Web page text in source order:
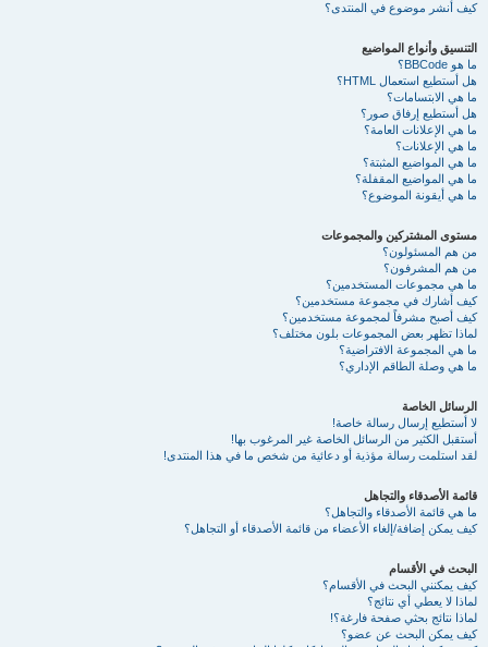
كيف أنشر موضوع في المنتدى؟
التنسيق وأنواع المواضيع
ما هو BBCode؟
هل أستطيع استعمال HTML؟
ما هي الابتسامات؟
هل أستطيع إرفاق صور؟
ما هي الإعلانات العامة؟
ما هي الإعلانات؟
ما هي المواضيع المثبتة؟
ما هي المواضيع المقفلة؟
ما هي أيقونة الموضوع؟
مستوى المشتركين والمجموعات
من هم المسئولون؟
من هم المشرفون؟
ما هي مجموعات المستخدمين؟
كيف أشارك في مجموعة مستخدمين؟
كيف أصبح مشرفاً لمجموعة مستخدمين؟
لماذا تظهر بعض المجموعات بلون مختلف؟
ما هي المجموعة الافتراضية؟
ما هي وصلة الطاقم الإداري؟
الرسائل الخاصة
لا أستطيع إرسال رسالة خاصة!
أستقبل الكثير من الرسائل الخاصة غير المرغوب بها!
لقد استلمت رسالة مؤذية أو دعائية من شخص ما في هذا المنتدى!
قائمة الأصدقاء والتجاهل
ما هي قائمة الأصدقاء والتجاهل؟
كيف يمكن إضافة/إلغاء الأعضاء من قائمة الأصدقاء أو التجاهل؟
البحث في الأقسام
كيف يمكنني البحث في الأقسام؟
لماذا لا يعطي أي نتائج؟
لماذا نتائج بحثي صفحة فارغة؟!
كيف يمكن البحث عن عضو؟